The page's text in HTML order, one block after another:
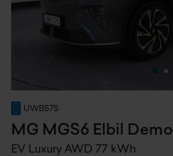
UWB57S
MG MGS6 Elbil Demo
EV Luxury AWD 77 kWh